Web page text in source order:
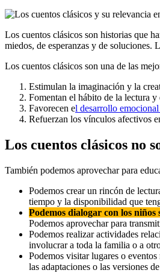
Los cuentos clásicos son historias que
miedos, de esperanzas y de soluciones.
Los cuentos clásicos son una de las
Estimulan la imaginación y la
Fomentan el hábito de la lectura
Favorecen el desarrollo
Refuerzan los vínculos afectivos
Los cuentos clásicos no
También podemos aprovechar para
Podemos crear un rincón de
tiempo y la disponibilidad que
Podemos dialogar con los niños
Podemos aprovechar para
Podemos realizar actividades
involucrar a toda la familia o a
Podemos visitar lugares o
las adaptaciones o las versiones